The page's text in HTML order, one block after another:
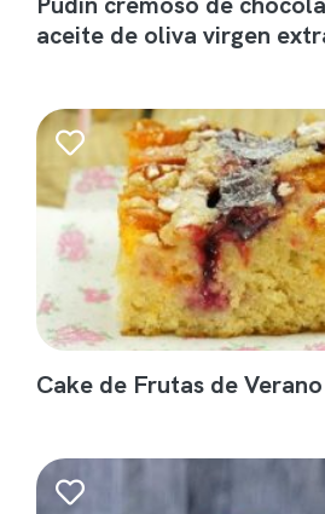
aceite de oliva virgen
Cake de Frutas de Verano